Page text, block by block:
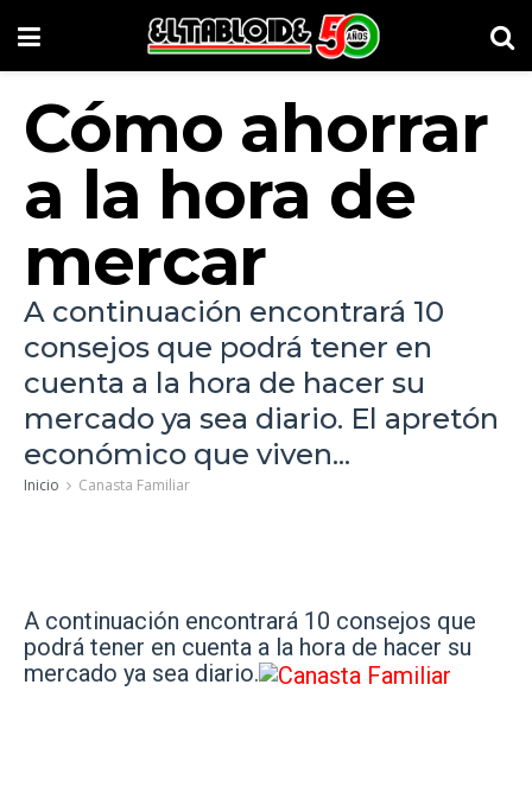
Cómo ahorrar
a la hora de
mercar
A continuación encontrará 10
consejos que podrá tener en
cuenta a la hora de hacer su
mercado ya sea diario. El apretón
económico que viven...
Inicio Canasta Familiar
A continuación encontrará 10 consejos que
podrá tener en cuenta a la hora de hacer su
mercado ya sea diario.